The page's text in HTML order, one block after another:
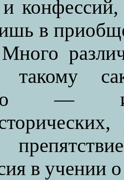
в
— и
в учении